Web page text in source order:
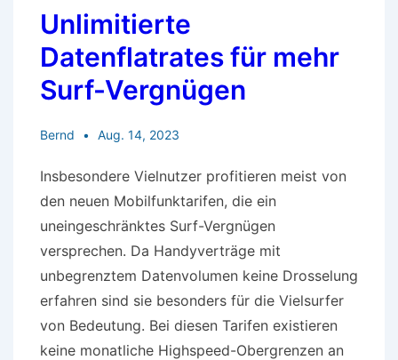
Unlimitierte
Datenflatrates für mehr
Surf-Vergnügen
Bernd Aug. 14, 2023
Insbesondere Vielnutzer profitieren meist von
den neuen Mobilfunktarifen, die ein
uneingeschränktes Surf-Vergnügen
versprechen. Da Handyverträge mit
unbegrenztem Datenvolumen keine Drosselung
erfahren sind sie besonders für die Vielsurfer
von Bedeutung. Bei diesen Tarifen existieren
keine monatliche Highspeed-Obergrenzen an